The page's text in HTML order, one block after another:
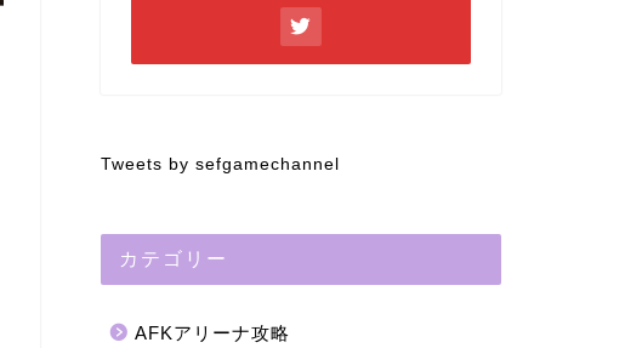
Tweets by sefgamechannel
カテゴリー
AFKアリーナ攻略